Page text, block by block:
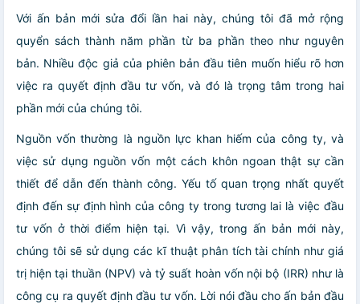
Với ấn bản mới sửa đổi lần hai này, chúng tôi đã mở rộng
quyển sách thành năm phần từ ba phần theo như nguyên
bản. Nhiều độc giả của phiên bản đầu tiên muốn hiểu rõ hơn
việc ra quyết định đầu tư vốn, và đó là trọng tâm trong hai
phần mới của chúng tôi.
Nguồn vốn thường là nguồn lực khan hiếm của công ty, và
việc sử dụng nguồn vốn một cách khôn ngoan thật sự cần
thiết để dẫn đến thành công. Yếu tố quan trọng nhất quyết
định đến sự định hình của công ty trong tương lai là việc đầu
tư vốn ở thời điểm hiện tại. Vì vậy, trong ấn bản mới này,
chúng tôi sẽ sử dụng các kĩ thuật phân tích tài chính như giá
trị hiện tại thuần (NPV) và tỷ suất hoàn vốn nội bộ (IRR) như là
công cụ ra quyết định đầu tư vốn. Lời nói đầu cho ấn bản đầu